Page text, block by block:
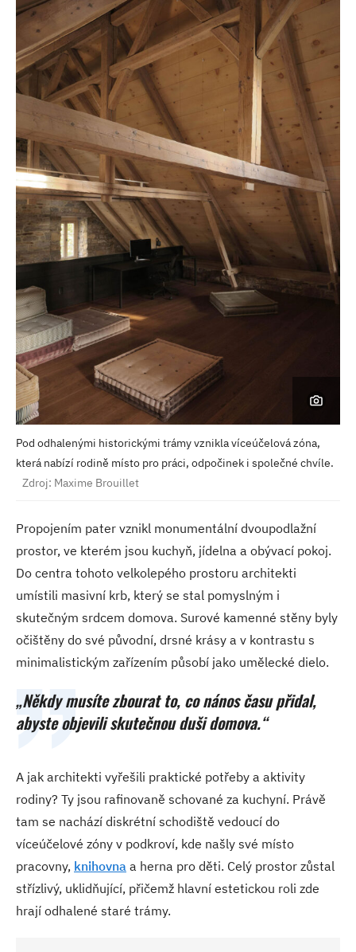
Pod odhalenými historickými trámy vznikla víceúčelová zóna,
která nabízí rodině místo pro práci, odpočinek i společné chvíle.
Zdroj: Maxime Brouillet
Propojením pater vznikl monumentální dvoupodlažní
prostor, ve kterém jsou kuchyň, jídelna a obývací pokoj.
Do centra tohoto velkolepého prostoru architekti
umístili masivní krb, který se stal pomyslným i
skutečným srdcem domova. Surové kamenné stěny byly
očištěny do své původní, drsné krásy a v kontrastu s
minimalistickým zařízením působí jako umělecké dielo.
„Někdy musíte zbourat to, co nános času přidal,
abyste objevili skutečnou duši domova.“
A jak architekti vyřešili praktické potřeby a aktivity
rodiny? Ty jsou rafinovaně schované za kuchyní. Právě
tam se nachází diskrétní schodiště vedoucí do
víceúčelové zóny v podkroví, kde našly své místo
pracovny, knihovna a herna pro děti. Celý prostor zůstal
střízlivý, uklidňující, přičemž hlavní estetickou roli zde
hrají odhalené staré trámy.